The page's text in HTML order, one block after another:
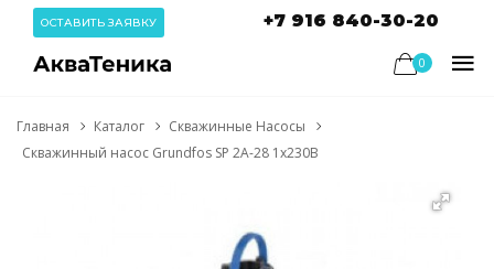
ОСТАВИТЬ ЗАЯВКУ +7 916 840-30-20
0
Главная Каталог
Скважинные Насосы
Скважинный насос Grundfos SP 2A-28 1x230В